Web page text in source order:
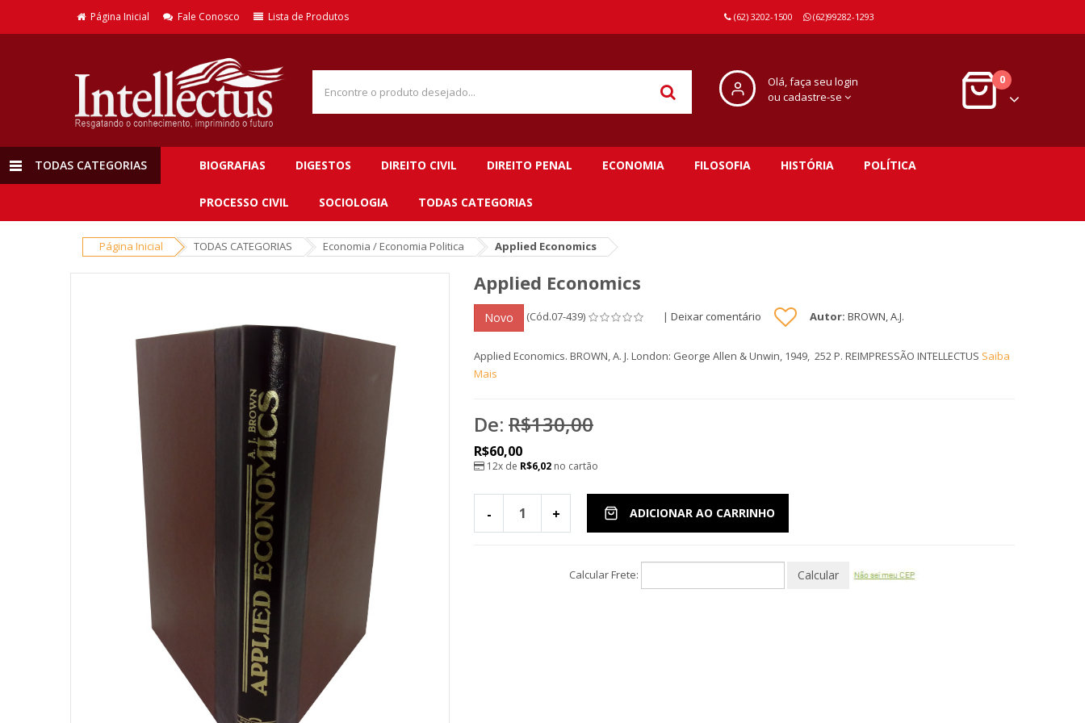
Página Inicial Fale Conosco Lista de Produtos (62) 3202-1500 (62)99282-1293
Olá, faça seu login
ou cadastre-se
0
TODAS CATEGORIAS BIOGRAFIAS DIGESTOS DIREITO CIVIL DIREITO PENAL ECONOMIA FILOSOFIA HISTÓRIA POLÍTICA
PROCESSO CIVIL SOCIOLOGIA TODAS CATEGORIAS
Página Inicial TODAS CATEGORIAS Economia / Economia Politica Applied Economics
Applied Economics
Novo (Cód.07-439) | Deixar comentário Autor: BROWN, A.J.
Applied Economics. BROWN, A. J. London: George Allen & Unwin, 1949, 252 P. REIMPRESSÃO INTELLECTUS Saiba
Mais
De: R$130,00
R$60,00
12x de R$6,02 no cartão
- + ADICIONAR AO CARRINHO
Calcular Frete: Calcular